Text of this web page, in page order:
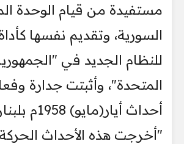
مستفيدة من قيام الوحدة
السورية، وتقديم نفسها
للنظام الجديد في
المتحدة"، وأثبتت جدارة
أحداث أيار(مايو)
"أخرجت هذه الأحداث